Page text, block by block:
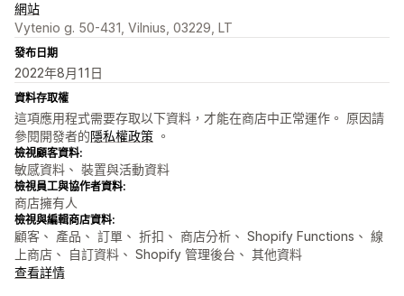
網站
Vytenio g. 50-431, Vilnius, 03229, LT
發布日期
2022年8月11日
資料存取權
這項應用程式需要存取以下資料，才能在商店中正常運作。 原因請
參閱開發者的隱私權政策 。
檢視顧客資料:
敏感資料、 裝置與活動資料
檢視員工與協作者資料:
商店擁有人
檢視與編輯商店資料:
顧客、 產品、 訂單、 折扣、 商店分析、 Shopify Functions、 線
上商店、 自訂資料、 Shopify 管理後台、 其他資料
查看詳情